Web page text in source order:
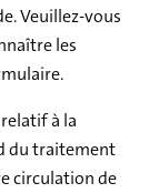
Veuillez-vous
les
à la
du traitement
circulation de